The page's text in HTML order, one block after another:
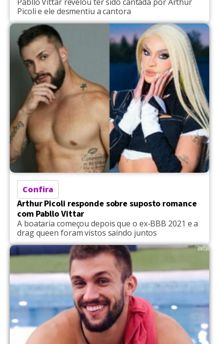
Picoli e ele desmentiu a cantora
Confira
Arthur Picoli responde sobre suposto romance
com Pabllo Vittar
A boataria começou depois que o ex-BBB 2021 e a
drag queen foram vistos saindo juntos